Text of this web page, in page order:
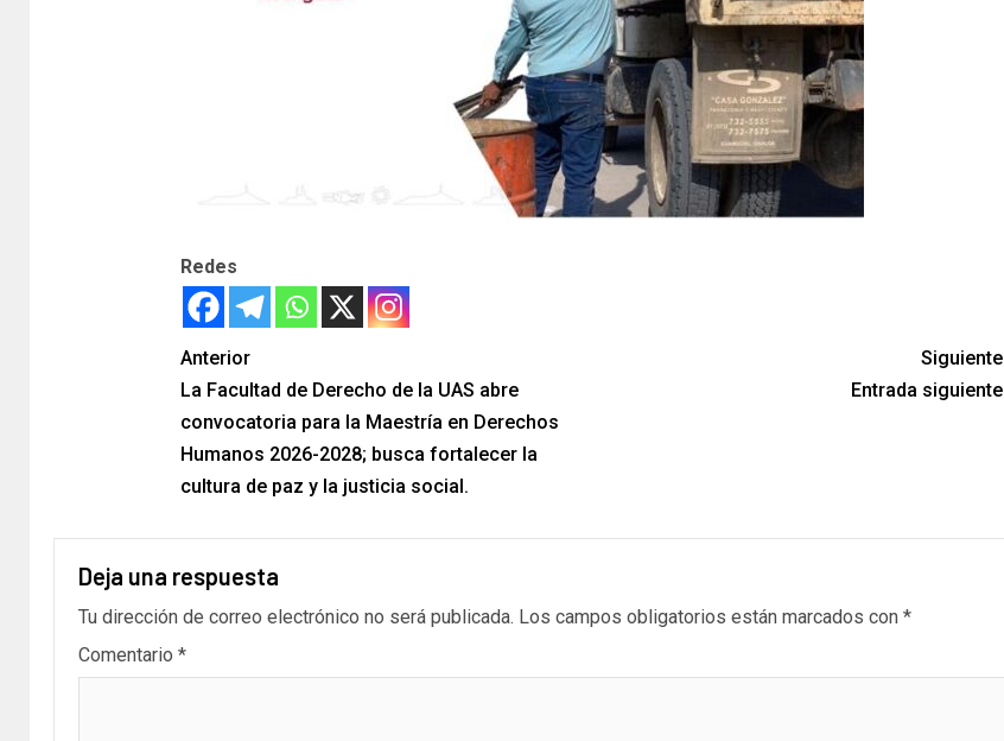
Redes
Anterior
La Facultad de Derecho de la UAS abre
convocatoria para la Maestría en Derechos
Humanos 2026-2028; busca fortalecer la
cultura de paz y la justicia social.
Siguiente
Entrada siguiente
Deja una respuesta
Tu dirección de correo electrónico no será publicada. Los campos obligatorios están marcados con *
Comentario *